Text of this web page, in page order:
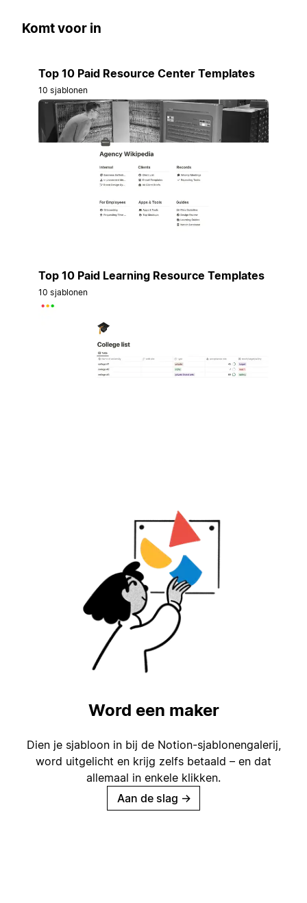
Komt voor in
Top 10 Paid Resource Center Templates
10 sjablonen
Top 10 Paid Learning Resource Templates
10 sjablonen
Word een maker
Dien je sjabloon in bij de Notion-sjablonengalerij,
word uitgelicht en krijg zelfs betaald – en dat
allemaal in enkele klikken.
Aan de slag →